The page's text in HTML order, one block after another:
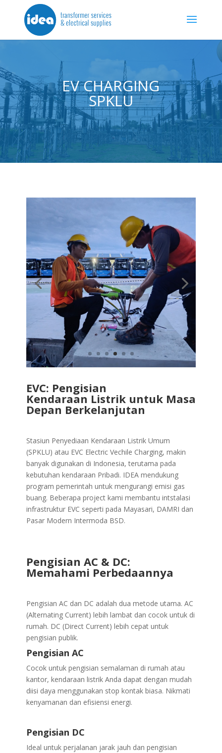
EV CHARGING
SPKLU
EVC: Pengisian
Kendaraan Listrik untuk Masa
Depan Berkelanjutan
Stasiun Penyediaan Kendaraan Listrik Umum
(SPKLU) atau EVC Electric Vechile Charging, makin
banyak digunakan di Indonesia, terutama pada
kebutuhan kendaraan Pribadi. IDEA mendukung
program pemerintah untuk mengurangi emisi gas
buang. Beberapa project kami membantu intstalasi
infrastruktur EVC seperti pada Mayasari, DAMRI dan
Pasar Modern Intermoda BSD.
Pengisian AC & DC:
Memahami Perbedaannya
Pengisian AC dan DC adalah dua metode utama. AC
(Alternating Current) lebih lambat dan cocok untuk di
rumah. DC (Direct Current) lebih cepat untuk
pengisian publik.
Pengisian AC
Cocok untuk pengisian semalaman di rumah atau
kantor, kendaraan listrik Anda dapat dengan mudah
diisi daya menggunakan stop kontak biasa. Nikmati
kenyamanan dan efisiensi energi.
Pengisian DC
Ideal untuk perjalanan jarak jauh dan pengisian